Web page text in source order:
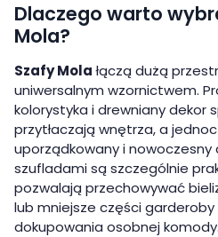
Dlaczego warto
Mola?
Szafy Molałączą dużą
uniwersalnym wzornictwem.
kolorystyka i drewniany dekor
przytłaczają wnętrza, a
uporządkowany i nowoczesny
szufladami są szczególnie
pozwalają przechowywać
lub mniejsze części
dokupowania osobnej komody.